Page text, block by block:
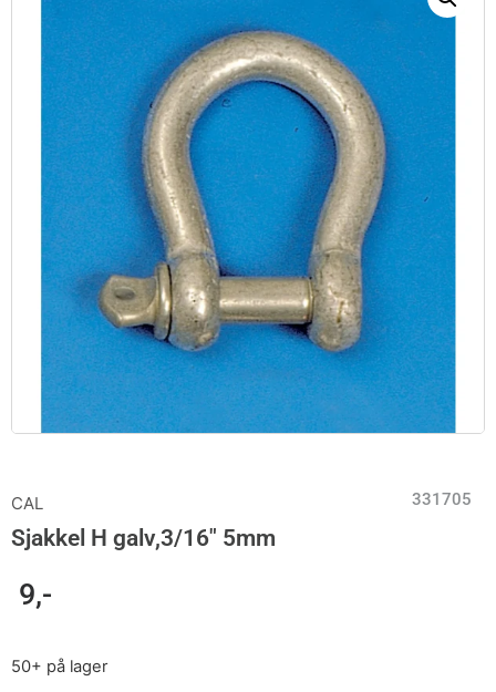
CAL 331705
Sjakkel H galv,3/16″ 5mm
9,-
50+ på lager